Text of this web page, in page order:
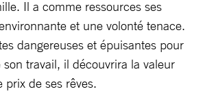
Il a comme ressources ses
et une volonté tenace.
dangereuses et épuisantes pour
travail, il découvrira la valeur
prix de ses rêves.